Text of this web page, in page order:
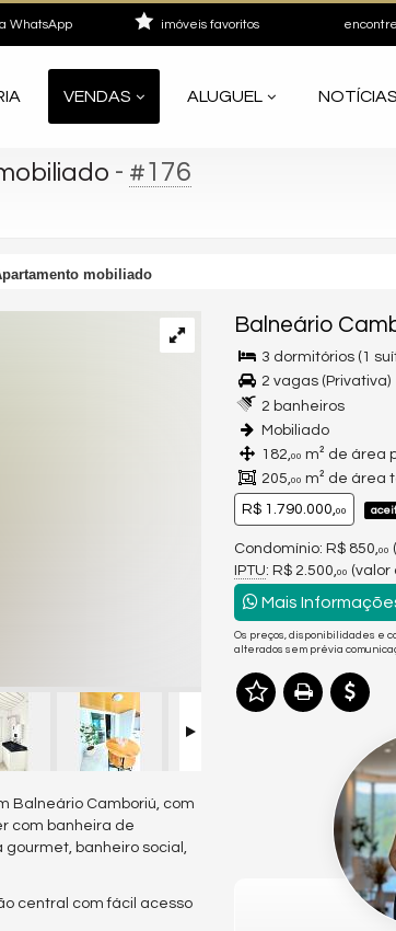
WhatsApp imóveis favoritos
VENDAS ALUGUEL NOTÍCIAS
- #176
mobiliado
Balneário Camboriú, com
com banheira de
banheiro social,
central com fácil acesso
Balneário
3 dormitórios (1
2 vagas (Privativa)
2 banheiros
Mobiliado
182,00 m² de área
205,00 m² de área
R$ 1.790.000,00
Condomínio: R$ 850, 00
IPTU: R$ 2.500, 00 (valor
Mais
Os preços, disponibilidades e
alterados sem prévia